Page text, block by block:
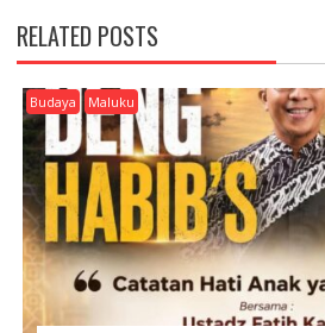
A
V
I
G
A
T
O
N
RELATED POSTS
Budaya Maluku